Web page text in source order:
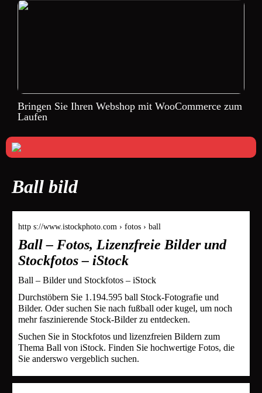
Bringen Sie Ihren Webshop mit WooCommerce zum
Laufen
Ball bild
http s://www.istockphoto.com › fotos › ball
Ball – Fotos, Lizenzfreie Bilder und
Stockfotos – iStock
Ball – Bilder und Stockfotos – iStock
Durchstöbern Sie 1.194.595 ball Stock-Fotografie und
Bilder. Oder suchen Sie nach fußball oder kugel, um noch
mehr faszinierende Stock-Bilder zu entdecken.
Suchen Sie in Stockfotos und lizenzfreien Bildern zum
Thema Ball von iStock. Finden Sie hochwertige Fotos, die
Sie anderswo vergeblich suchen.